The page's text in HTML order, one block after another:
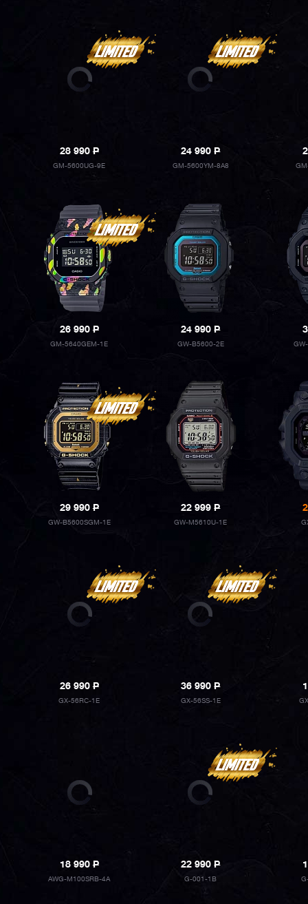
28 990P
GM-5600UG-9E
24 990P
GM-5600YM-8A8
26 990P
GM-5640GEM-1E
24 990P
GW-B5600-2E
29 990P
GW-B5600SGM-1E
22 999P
GW-M5610U-1E
26 990P
GX-56RC-1E
36 990P
GX-56SS-1E
18 990P
AWG-M100SRB-4A
22 990P
G-001-1B